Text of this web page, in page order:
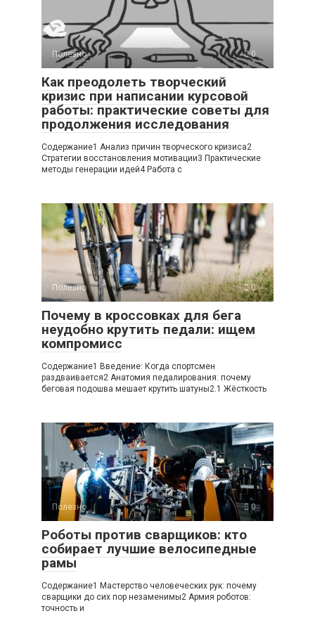
Полезно 0
Как преодолеть творческий
кризис при написании курсовой
работы: практические советы для
продолжения исследования
Содержание1 Анализ причин творческого кризиса2
Стратегии восстановления мотивации3 Практические
методы генерации идей4 Работа с
Полезно 0
Почему в кроссовках для бега
неудобно крутить педали: ищем
компромисс
Содержание1 Введение: Когда спортсмен
раздваивается2 Анатомия педалирования: почему
беговая подошва мешает крутить шатуны2.1 Жёсткость
Полезно 0
Роботы против сварщиков: кто
собирает лучшие велосипедные
рамы
Содержание1 Мастерство человеческих рук: почему
сварщики до сих пор незаменимы2 Армия роботов:
точность и